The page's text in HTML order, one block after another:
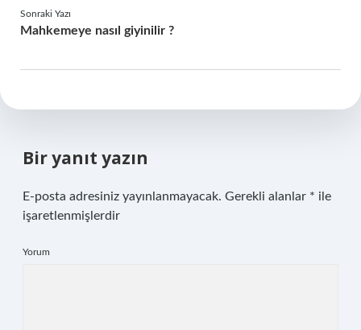
Sonraki Yazı
Mahkemeye nasıl giyinilir ?
Bir yanıt yazın
E-posta adresiniz yayınlanmayacak. Gerekli alanlar * ile
işaretlenmişlerdir
Yorum